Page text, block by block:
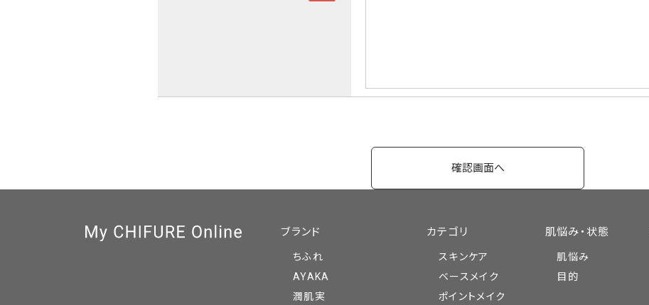
ブランド
ちふれ
AYAKA
潤肌実
カテゴリ
スキンケア
ベースメイク
ポイントメイク
肌悩み・状態
肌悩み
目的